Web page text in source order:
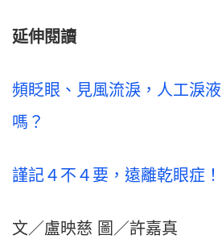
延伸閱讀
頻眨眼、見風流淚，人工淚
嗎？
謹記４不４要，遠離乾眼症！
文／盧映慈 圖／許嘉真